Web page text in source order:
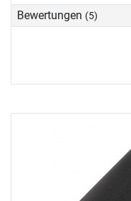
Bewertungen (5)